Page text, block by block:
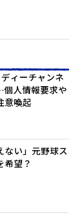
ィーチャンネ
人情報要求や
意喚起
ない」元野球ス
希望？